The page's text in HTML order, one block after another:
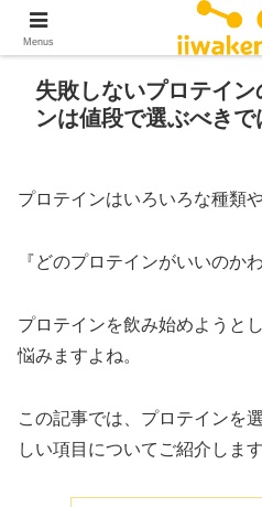
失敗しないプロテイ
ンは値段で選ぶべきで
プロテインはいろいろな種類
『どのプロテインがいいのか
プロテインを飲み始めようと
悩みますよね。
この記事では、プロテインを
しい項目についてご紹介します
Menus